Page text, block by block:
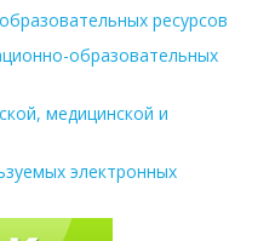
ресурсов
образовательных
медицинской и
электронных